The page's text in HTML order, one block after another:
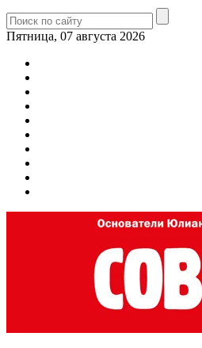
Пятница, 07 августа 2026